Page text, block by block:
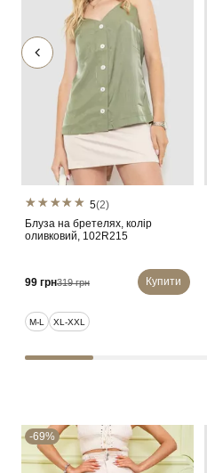
5(2)
Блуза на бретелях, колір
оливковий, 102R215
99 грн319 грн Купити
M-L XL-XXL
-69%